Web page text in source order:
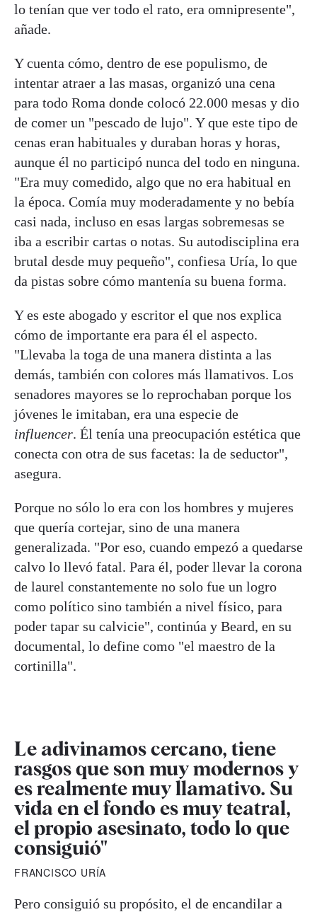
lo tenían que ver todo el rato, era omnipresente",
añade.
Y cuenta cómo, dentro de ese populismo, de
intentar atraer a las masas, organizó una cena
para todo Roma donde colocó 22.000 mesas y dio
de comer un "pescado de lujo". Y que este tipo de
cenas eran habituales y duraban horas y horas,
aunque él no participó nunca del todo en ninguna.
"Era muy comedido, algo que no era habitual en
la época. Comía muy moderadamente y no bebía
casi nada, incluso en esas largas sobremesas se
iba a escribir cartas o notas. Su autodisciplina era
brutal desde muy pequeño", confiesa Uría, lo que
da pistas sobre cómo mantenía su buena forma.
Y es este abogado y escritor el que nos explica
cómo de importante era para él el aspecto.
"Llevaba la toga de una manera distinta a las
demás, también con colores más llamativos. Los
senadores mayores se lo reprochaban porque los
jóvenes le imitaban, era una especie de
influencer. Él tenía una preocupación estética que
conecta con otra de sus facetas: la de seductor",
asegura.
Porque no sólo lo era con los hombres y mujeres
que quería cortejar, sino de una manera
generalizada. "Por eso, cuando empezó a quedarse
calvo lo llevó fatal. Para él, poder llevar la corona
de laurel constantemente no solo fue un logro
como político sino también a nivel físico, para
poder tapar su calvicie", continúa y Beard, en su
documental, lo define como "el maestro de la
cortinilla".
Le adivinamos cercano, tiene
rasgos que son muy modernos y
es realmente muy llamativo. Su
vida en el fondo es muy teatral,
el propio asesinato, todo lo que
consiguió"
FRANCISCO URÍA
Pero consiguió su propósito, el de encandilar a